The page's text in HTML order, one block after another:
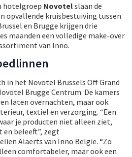
hotelgroep Novotelslaan de
opvallende kruisbestuiving tussen
en Brugge krijgen drie
maanden een volledige make-over
van Inno.
in het Novotel Brussels Off Grand
Brugge Centrum. De kamers
laten overnachten, maar ook
textiel en verzorging. “Een
je producten niet alleen ziet,
beleeft”, zegt
Alaerts van Inno België. “Zo
comfortabeler, maar ook een